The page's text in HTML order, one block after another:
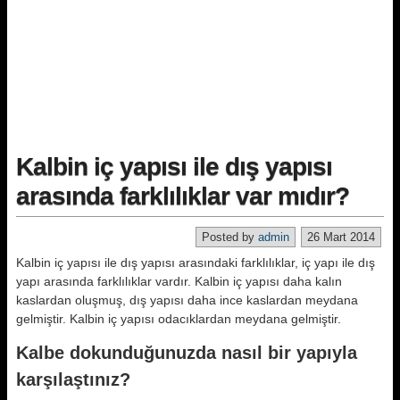
Kalbin iç yapısı ile dış yapısı
arasında farklılıklar var mıdır?
26 Mart 2014
Posted by admin
Kalbin iç yapısı ile dış yapısı arasındaki farklılıklar, iç yapı ile dış
yapı arasında farklılıklar vardır. Kalbin iç yapısı daha kalın
kaslardan oluşmuş, dış yapısı daha ince kaslardan meydana
gelmiştir. Kalbin iç yapısı odacıklardan meydana gelmiştir.
Kalbe dokunduğunuzda nasıl bir yapıyla
karşılaştınız?